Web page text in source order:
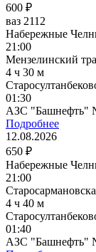
600 ₽
ваз 2112
Набережные
21:00
Мензелинский
4 ч 30 м
01:30
АЗС "Башнефть"
Подробнее
12.08.2026
650 ₽
Набережные
21:00
4 ч 40 м
01:40
АЗС "Башнефть"